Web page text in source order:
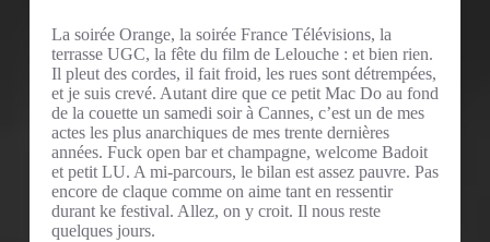
La soirée Orange, la soirée France Télévisions, la
terrasse UGC, la fête du film de Lelouche : et bien rien.
Il pleut des cordes, il fait froid, les rues sont détrempées,
et je suis crevé. Autant dire que ce petit Mac Do au fond
de la couette un samedi soir à Cannes, c’est un de mes
actes les plus anarchiques de mes trente dernières
années. Fuck open bar et champagne, welcome Badoit
et petit LU. A mi-parcours, le bilan est assez pauvre. Pas
encore de claque comme on aime tant en ressentir
durant ke festival. Allez, on y croit. Il nous reste
quelques jours.